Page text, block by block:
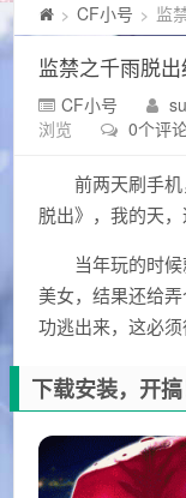
> CF小号 > 监
监禁之千雨脱
CF小号
浏览
0个评
前两天刷手
脱出》，我的天，
当年玩的时
美女，结果还给
功逃出来，这必须
下载安装，开搞